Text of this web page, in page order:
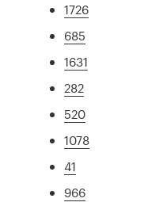
1726
685
1631
282
520
1078
41
966